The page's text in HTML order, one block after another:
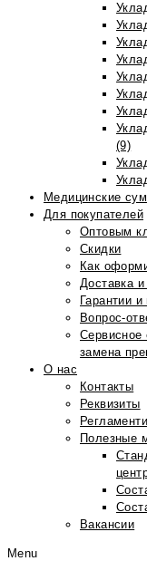
(9)
Медицинские
Для покупателей
Оптовым
Скидки
Как
Доставка
Гарантии и
Вопрос-
Сервисное
замена
О нас
Контакты
Реквизиты
Полезные
Вакансии
Menu